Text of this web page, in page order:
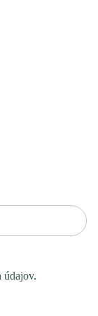
údajov.